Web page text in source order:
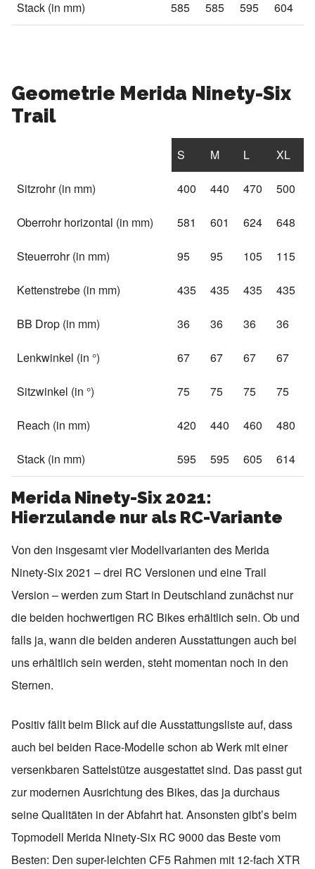
Stack (in mm) 585 585 595 604
Geometrie Merida Ninety-Six
Trail
S M L XL
Sitzrohr (in mm) 400 440 470 500
Oberrohr horizontal (in mm) 581 601 624 648
Steuerrohr (in mm) 95 95 105 115
Kettenstrebe (in mm) 435 435 435 435
BB Drop (in mm) 36 36 36 36
Lenkwinkel (in °) 67 67 67 67
Sitzwinkel (in °) 75 75 75 75
Reach (in mm) 420 440 460 480
Stack (in mm) 595 595 605 614
Merida Ninety-Six 2021:
Hierzulande nur als RC-Variante
Von den insgesamt vier Modellvarianten des Merida
Ninety-Six 2021 – drei RC Versionen und eine Trail
Version – werden zum Start in Deutschland zunächst nur
die beiden hochwertigen RC Bikes erhältlich sein. Ob und
falls ja, wann die beiden anderen Ausstattungen auch bei
uns erhältlich sein werden, steht momentan noch in den
Sternen.
Positiv fällt beim Blick auf die Ausstattungsliste auf, dass
auch bei beiden Race-Modelle schon ab Werk mit einer
versenkbaren Sattelstütze ausgestattet sind. Das passt gut
zur modernen Ausrichtung des Bikes, das ja durchaus
seine Qualitäten in der Abfahrt hat. Ansonsten gibt’s beim
Topmodell Merida Ninety-Six RC 9000 das Beste vom
Besten: Den super-leichten CF5 Rahmen mit 12-fach XTR